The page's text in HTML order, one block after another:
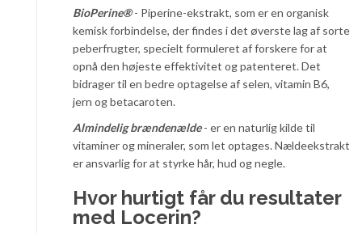
BioPerine®- Piperine-ekstrakt, som er en organisk
kemisk forbindelse, der findes i det øverste lag af sorte
peberfrugter, specielt formuleret af forskere for at
opnå den højeste effektivitet og patenteret. Det
bidrager til en bedre optagelse af selen, vitamin B6,
jern og betacaroten.
Almindelig brændenælde- er en naturlig kilde til
vitaminer og mineraler, som let optages. Nældeekstrakt
er ansvarlig for at styrke hår, hud og negle.
Hvor hurtigt får du resultater
med Locerin?